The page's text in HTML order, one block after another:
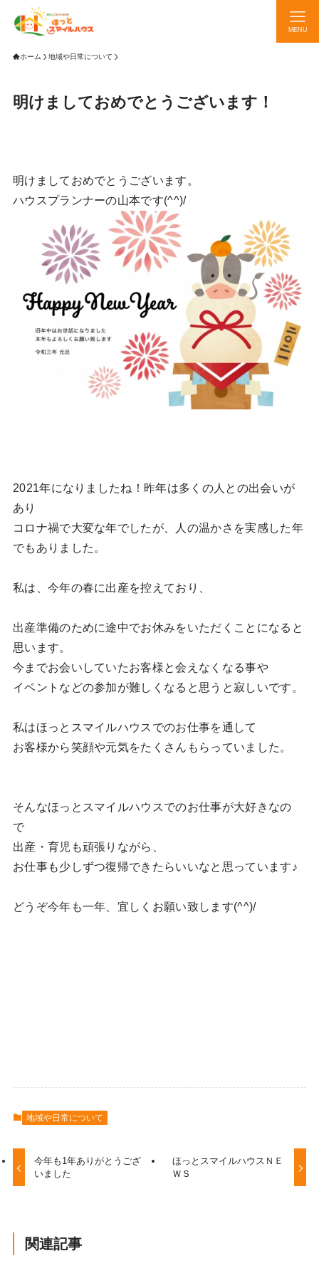
MENU
ホーム 地域や日常について
明けましておめでとうございます！
明けましておめでとうございます。
ハウスプランナーの山本です(^^)/
2021年になりましたね！昨年は多くの人との出会いが
あり
コロナ禍で大変な年でしたが、人の温かさを実感した年
でもありました。
私は、今年の春に出産を控えており、
出産準備のために途中でお休みをいただくことになると
思います。
今までお会いしていたお客様と会えなくなる事や
イベントなどの参加が難しくなると思うと寂しいです。
私はほっとスマイルハウスでのお仕事を通して
お客様から笑顔や元気をたくさんもらっていました。
そんなほっとスマイルハウスでのお仕事が大好きなの
で
出産・育児も頑張りながら、
お仕事も少しずつ復帰できたらいいなと思っています♪
どうぞ今年も一年、宜しくお願い致します(^^)/
地域や日常について
今年も1年ありがとうござ
いました
ほっとスマイルハウスＮＥ
ＷＳ
関連記事